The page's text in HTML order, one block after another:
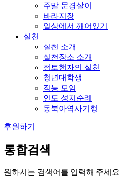
주말 문경살이
바라지장
일상에서 깨어있기
실천
실천 소개
실천장소 소개
정토행자의 실천
청년대학생
직능 모임
인도 성지순례
동북아역사기행
후원하기
통합검색
원하시는 검색어를 입력해 주세요